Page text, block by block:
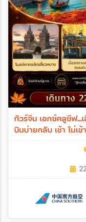
ทัวร์จีน เอกซ์คลูซีฟ...
บินบ่ายกลับ เช้า ไม่เ